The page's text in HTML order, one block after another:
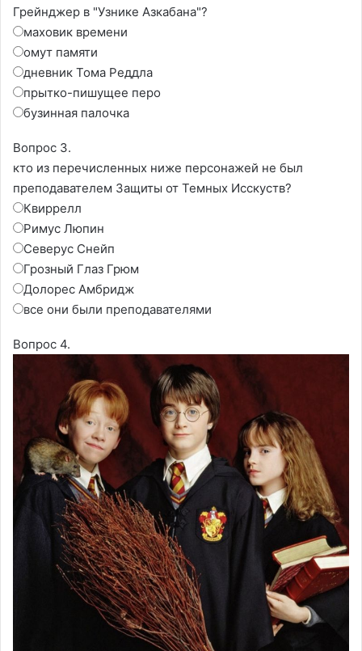
Грейнджер в "Узнике Азкабана"?
маховик времени
омут памяти
дневник Тома Реддла
прытко-пишущее перо
бузинная палочка
Вопрос 3.
кто из перечисленных ниже персонажей не был
преподавателем Защиты от Темных Исскуств?
Квиррелл
Римус Люпин
Северус Снейп
Грозный Глаз Грюм
Долорес Амбридж
все они были преподавателями
Вопрос 4.